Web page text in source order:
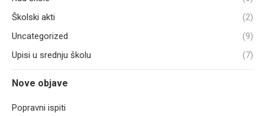
Školski akti
(2)
Uncategorized
(9)
Upisi u srednju školu
(7)
Nove objave
Popravni ispiti